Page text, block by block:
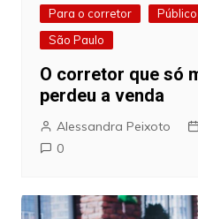
Para o corretor
Público
São Paulo
O corretor que só
perdeu a venda
Alessandra Peixoto
0